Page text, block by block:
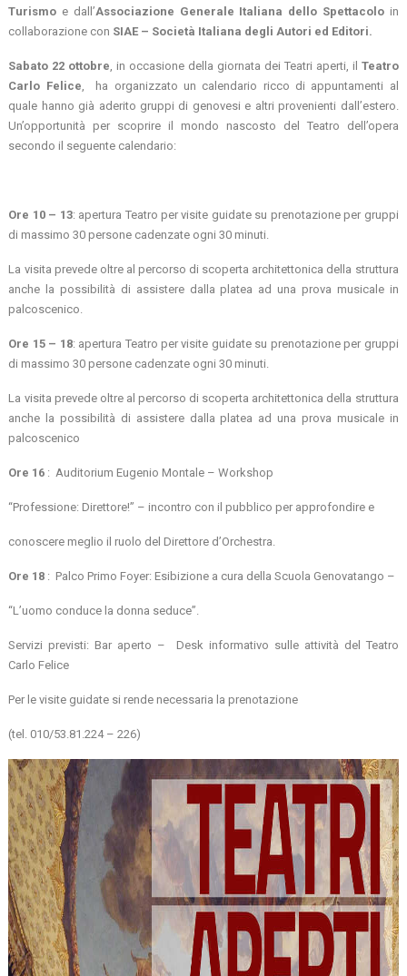
Turismo e dall’Associazione Generale Italiana dello Spettacoloin
collaborazione con SIAE – Società Italiana degli Autori ed Editori.
Sabato 22 ottobre, in occasione della giornata dei Teatri aperti, il Teatro
Carlo Felice, ha organizzato un calendario ricco di appuntamenti al
quale hanno già aderito gruppi di genovesi e altri provenienti dall’estero.
Un’opportunità per scoprire il mondo nascosto del Teatro dell’opera
secondo il seguente calendario:
Ore 10 – 13: apertura Teatro per visite guidate su prenotazione per gruppi
di massimo 30 persone cadenzate ogni 30 minuti.
La visita prevede oltre al percorso di scoperta architettonica della struttura
anche la possibilità di assistere dalla platea ad una prova musicale in
palcoscenico.
Ore 15 – 18: apertura Teatro per visite guidate su prenotazione per gruppi
di massimo 30 persone cadenzate ogni 30 minuti.
La visita prevede oltre al percorso di scoperta architettonica della struttura
anche la possibilità di assistere dalla platea ad una prova musicale in
palcoscenico
Ore 16 : Auditorium Eugenio Montale – Workshop
“Professione: Direttore!” – incontro con il pubblico per approfondire e
conoscere meglio il ruolo del Direttore d’Orchestra.
Ore 18 : Palco Primo Foyer: Esibizione a cura della Scuola Genovatango –
“L’uomo conduce la donna seduce”.
Servizi previsti: Bar aperto – Desk informativo sulle attività del Teatro
Carlo Felice
Per le visite guidate si rende necessaria la prenotazione
(tel. 010/53.81.224 – 226)